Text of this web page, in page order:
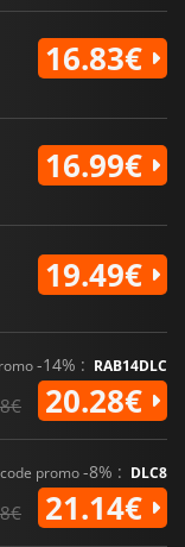
16.83€
16.99€
19.49€
-14% : RAB14DLC
20.28€
code promo-8% : DLC8
21.14€